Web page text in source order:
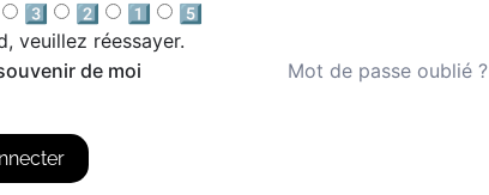
3️⃣ 2️⃣ 1️⃣
5️⃣
veuillez réessayer.
de moi
Mot de passe oublié ?